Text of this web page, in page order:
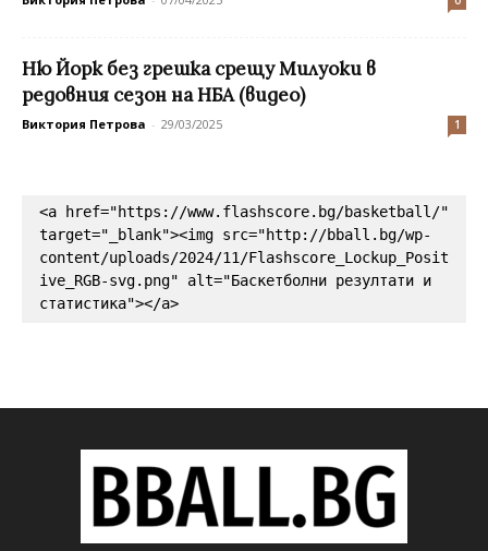
Ню Йорк без грешка срещу Милуоки в
редовния сезон на НБА (видео)
Виктория Петрова - 29/03/2025 1
<a href="https://www.flashscore.bg/basketball/"
target="_blank"><img src="http://bball.bg/wp-
content/uploads/2024/11/Flashscore_Lockup_Posit
ive_RGB-svg.png" alt="Баскетболни резултати и
статистика"></a>